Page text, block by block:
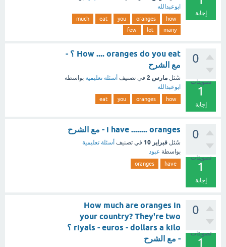
إجابة
ابوعبدالله
how
oranges
you
eat
much
many
lot
few
0
تصويتات
1
إجابة
How .... oranges do you eat ؟ -
مع الشرح
سُئل مارس 2 في تصنيف أسئلة تعليمية بواسطة
ابوعبدالله
how
oranges
you
eat
0
تصويتات
1
إجابة
i have ........ oranges - مع الشرح
سُئل فبراير 10 في تصنيف أسئلة تعليمية
بواسطة عبود
have
oranges
0
تصويتات
1
How much are oranges in
your country? They're two
riyals - euros - dollars a kilo ؟
- مع الشرح